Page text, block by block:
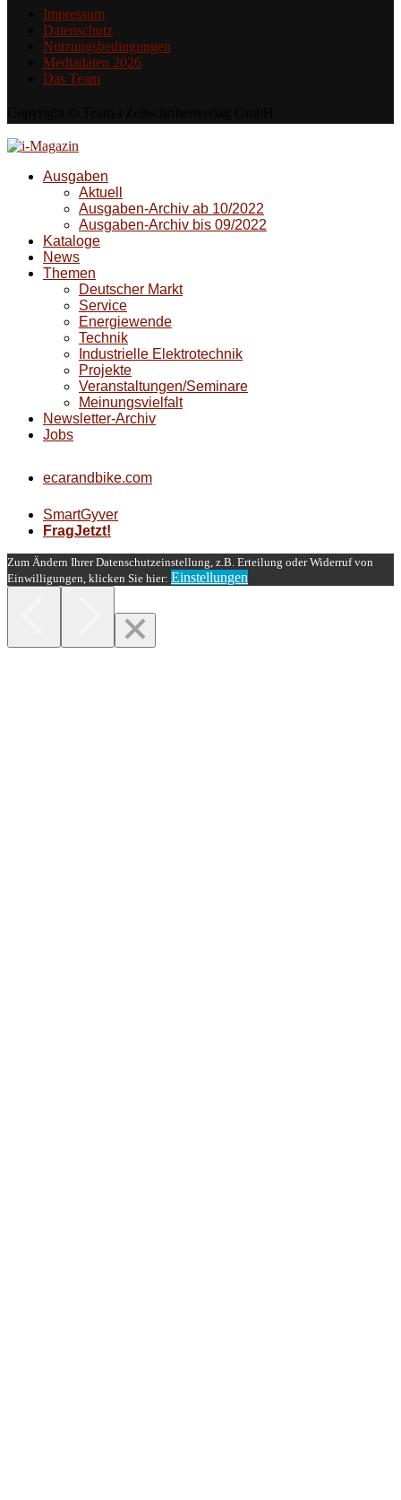
Impressum
Datenschutz
Nutzungsbedingungen
Mediadaten 2026
Das Team
Ausgaben
Aktuell
Ausgaben-Archiv ab 10/2022
Ausgaben-Archiv bis 09/2022
Kataloge
News
Themen
Deutscher Markt
Service
Energiewende
Technik
Industrielle Elektrotechnik
Projekte
Veranstaltungen/Seminare
Meinungsvielfalt
Newsletter-Archiv
Jobs
ecarandbike.com
SmartGyver
FragJetzt!
Zum Ändern Ihrer Datenschutzeinstellung, z.B. Erteilung oder Widerruf von
Einwilligungen, klicken Sie hier: Einstellungen